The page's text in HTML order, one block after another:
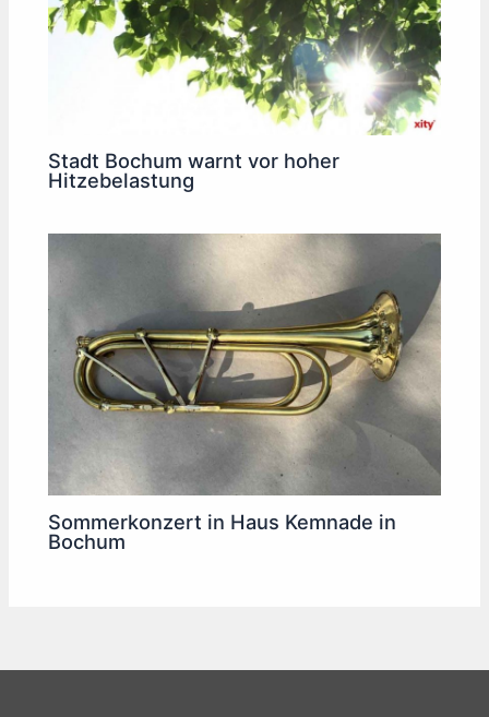
Stadt Bochum warnt vor hoher
Hitzebelastung
Sommerkonzert in Haus Kemnade in
Bochum